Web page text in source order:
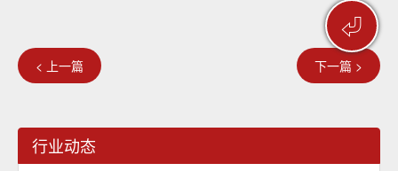
⏎
< 上一篇 下一篇 >
行业动态